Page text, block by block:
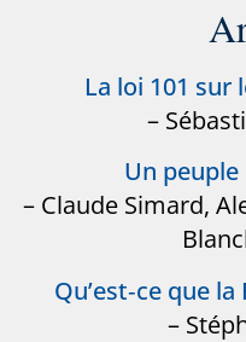
La loi 101 sur
–
Un
– Claude Simard,
Qu’est‑ce que
–